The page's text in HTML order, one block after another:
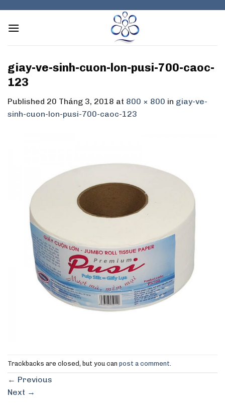
content
giay-ve-sinh-cuon-lon-pusi-700-caoc-
123
Published 20 Tháng 3, 2018 at 800 × 800 in giay-ve-
sinh-cuon-lon-pusi-700-caoc-123
Trackbacks are closed, but you can post a comment
← Previous
Next →